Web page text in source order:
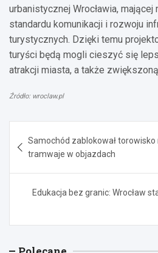
urbanistycznej Wrocławia,
standardu komunikacji i rozwoju
turystycznych. Dzięki temu
turyści będą mogli cieszyć się
atrakcji miasta, a także
Źródło: wroclaw.pl
wpisu
Samochód zablokował torowisko
tramwaje w objazdach
Edukacja bez granic: Wrocław